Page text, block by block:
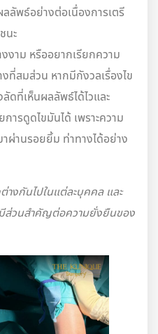
ลัพธ์อย่างต่อเนื่องการเตรี
นะ
งาม หรืออยากเรียกความ
ที่สมส่วน หากมีกังวลเรื่องไข
ดที่เห็นผลลัพธ์ได้ไวและ
ารดูดไขมันได้ เพราะความ
ผ่านรอยยิ้ม ท่าทางได้อย่าง
งกันไปในแต่ละบุคคล และ
ส่วนสำคัญต่อความยั่งยืนของ